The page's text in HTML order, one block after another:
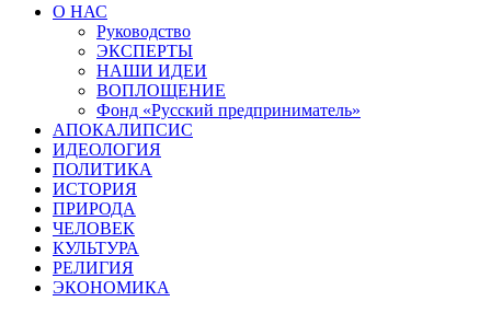
О НАС
Руководство
ЭКСПЕРТЫ
НАШИ ИДЕИ
ВОПЛОЩЕНИЕ
Фонд «Русский предприниматель»
АПОКАЛИПСИС
ИДЕОЛОГИЯ
ПОЛИТИКА
ИСТОРИЯ
ПРИРОДА
ЧЕЛОВЕК
КУЛЬТУРА
РЕЛИГИЯ
ЭКОНОМИКА